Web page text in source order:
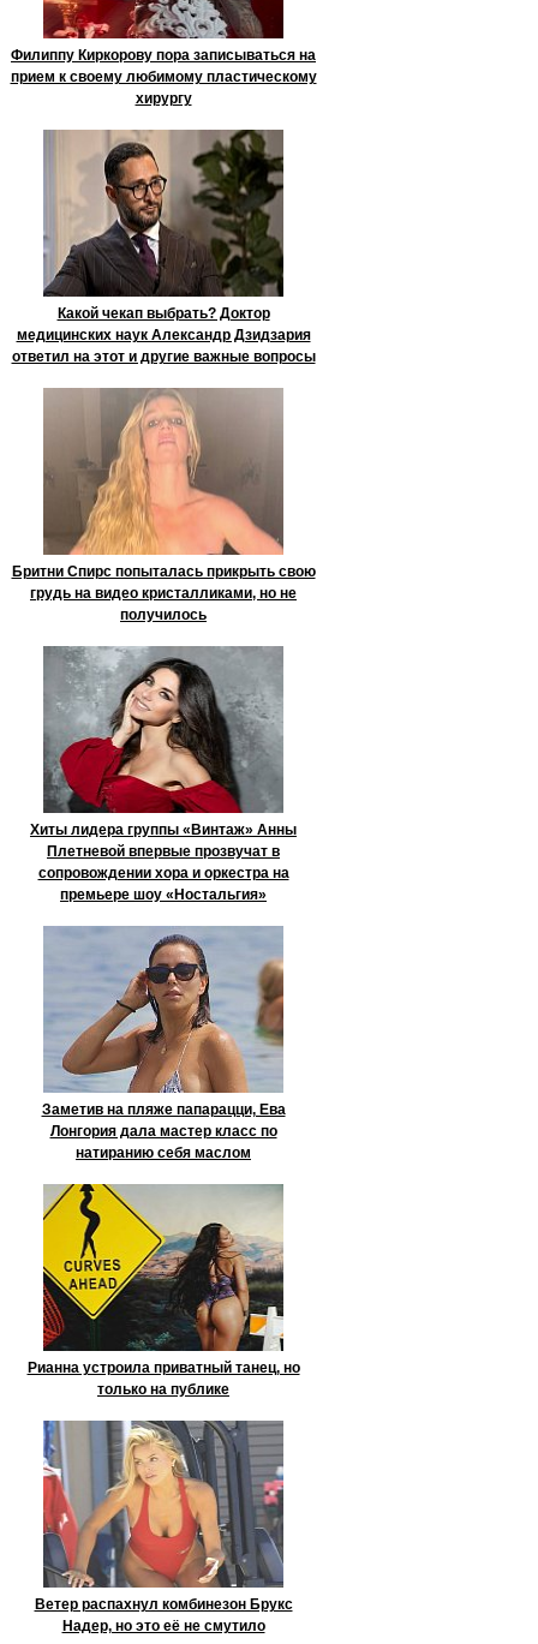
Филиппу Киркорову пора записываться на
прием к своему любимому пластическому
хирургу
Какой чекап выбрать? Доктор
медицинских наук Александр Дзидзария
ответил на этот и другие важные вопросы
Бритни Спирс попыталась прикрыть свою
грудь на видео кристалликами, но не
получилось
Хиты лидера группы «Винтаж» Анны
Плетневой впервые прозвучат в
сопровождении хора и оркестра на
премьере шоу «Ностальгия»
Заметив на пляже папарацци, Ева
Лонгория дала мастер класс по
натиранию себя маслом
Рианна устроила приватный танец, но
только на публике
Ветер распахнул комбинезон Брукс
Надер, но это её не смутило